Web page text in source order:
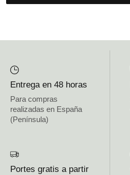
Entrega en 48 horas
Para compras
realizadas en España
(Península)
Portes gratis a partir